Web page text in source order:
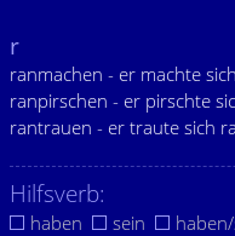
r
ranmachen - er machte
ranpirschen - er pirschte
rantrauen - er traute sich
Hilfsverb:
haben sein